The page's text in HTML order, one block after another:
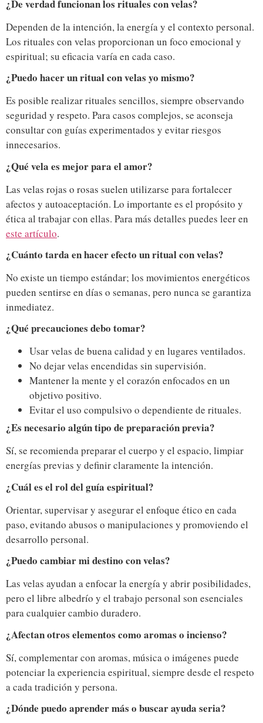
¿De verdad funcionan los rituales con velas?
Dependen de la intención, la energía y el contexto personal.
Los rituales con velas proporcionan un foco emocional y
espiritual; su eficacia varía en cada caso.
¿Puedo hacer un ritual con velas yo mismo?
Es posible realizar rituales sencillos, siempre observando
seguridad y respeto. Para casos complejos, se aconseja
consultar con guías experimentados y evitar riesgos
innecesarios.
¿Qué vela es mejor para el amor?
Las velas rojas o rosas suelen utilizarse para fortalecer
afectos y autoaceptación. Lo importante es el propósito y
ética al trabajar con ellas. Para más detalles puedes leer en
este artículo.
¿Cuánto tarda en hacer efecto un ritual con velas?
No existe un tiempo estándar; los movimientos energéticos
pueden sentirse en días o semanas, pero nunca se garantiza
inmediatez.
¿Qué precauciones debo tomar?
Usar velas de buena calidad y en lugares ventilados.
No dejar velas encendidas sin supervisión.
Mantener la mente y el corazón enfocados en un
objetivo positivo.
Evitar el uso compulsivo o dependiente de rituales.
¿Es necesario algún tipo de preparación previa?
Sí, se recomienda preparar el cuerpo y el espacio, limpiar
energías previas y definir claramente la intención.
¿Cuál es el rol del guía espiritual?
Orientar, supervisar y asegurar el enfoque ético en cada
paso, evitando abusos o manipulaciones y promoviendo el
desarrollo personal.
¿Puedo cambiar mi destino con velas?
Las velas ayudan a enfocar la energía y abrir posibilidades,
pero el libre albedrío y el trabajo personal son esenciales
para cualquier cambio duradero.
¿Afectan otros elementos como aromas o incienso?
Sí, complementar con aromas, música o imágenes puede
potenciar la experiencia espiritual, siempre desde el respeto
a cada tradición y persona.
¿Dónde puedo aprender más o buscar ayuda seria?